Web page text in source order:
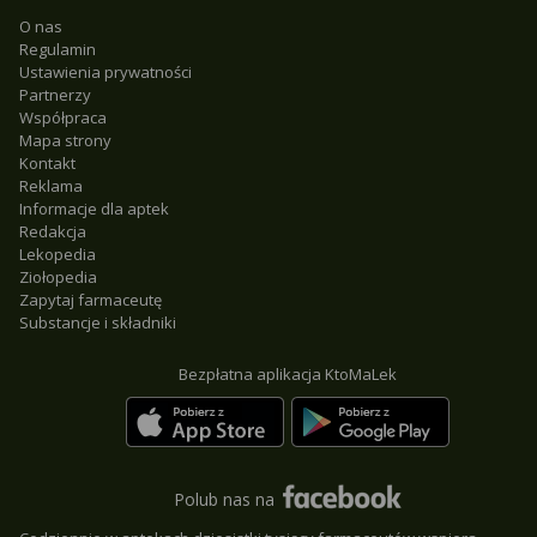
O nas
Regulamin
Ustawienia prywatności
Partnerzy
Współpraca
Mapa strony
Kontakt
Reklama
Informacje dla aptek
Redakcja
Lekopedia
Ziołopedia
Zapytaj farmaceutę
Substancje i składniki
Bezpłatna aplikacja KtoMaLek
Polub nas na